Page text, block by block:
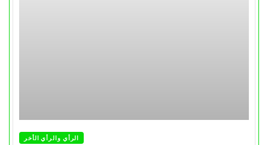
الرأي والرأي الأخر